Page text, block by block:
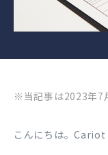
※当記事は2023年7
こんにちは。Cariot